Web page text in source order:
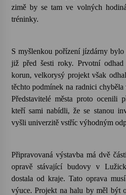
28. 7. 2026
23. 7. 2026
Letní koncerty ve
22. 7. 2026
Ozvěny prázdnin
14. 7. 2026
zimě by se tam ve volných
tréninky.
S myšlenkou pořízení jízdárny
již před šesti roky. Prvotní
korun, velkorysý projekt však
těchto podmínek na radnici
Představitelé města proto ocenili
kteří sami nabídli, že se stanou
vyšli univerzitě vstříc výhodným
Připravovaná výstavba má dvě
opravě stávající budovy v
dostala od kraje. Tato oprava
výuce. Projekt na halu by měl být